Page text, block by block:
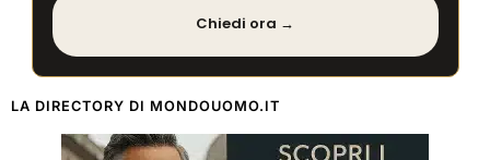
Chiedi ora →
LA DIRECTORY DI MONDOUOMO.IT